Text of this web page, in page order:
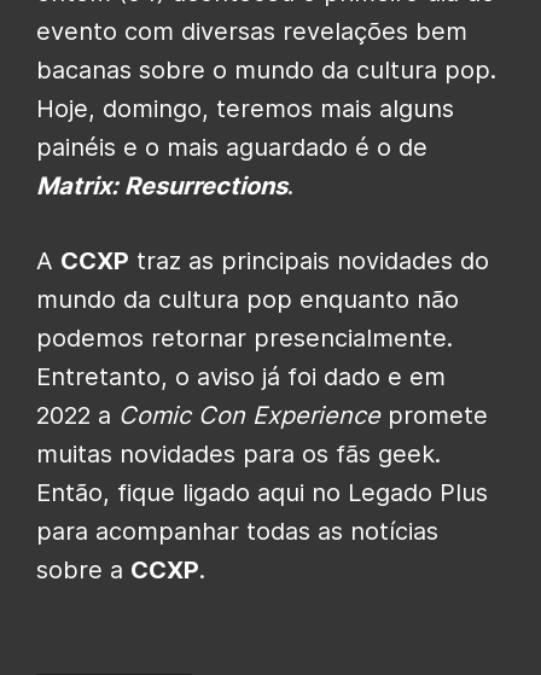
evento com diversas revelações bem
bacanas sobre o mundo da cultura pop.
Hoje, domingo, teremos mais alguns
painéis e o mais aguardado é o de
Matrix: Resurrections.
A CCXP traz as principais novidades do
mundo da cultura pop enquanto não
podemos retornar presencialmente.
Entretanto, o aviso já foi dado e em
2022 a Comic Con Experiencepromete
muitas novidades para os fãs geek.
Então, fique ligado aqui no Legado Plus
para acompanhar todas as notícias
sobre a CCXP.